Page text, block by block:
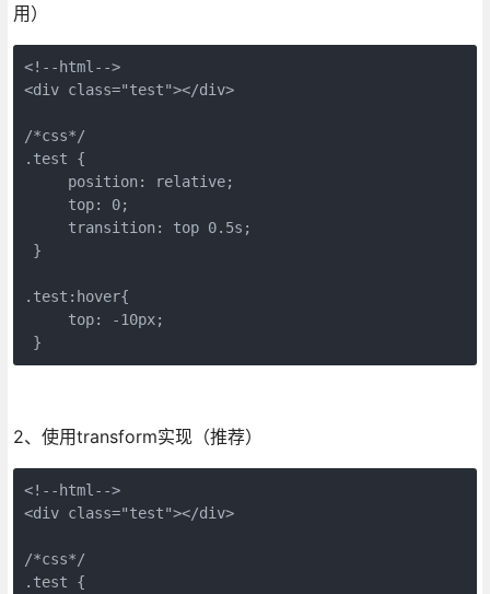
用）
<!--html-->
<div class="test"></div>
/*css*/
.test {
     position: relative;
     top: 0;
     transition: top 0.5s;
}
.test:hover{
     top: -10px;
}
2、使用transform实现（推荐）
<!--html-->
<div class="test"></div>
/*css*/
.test {